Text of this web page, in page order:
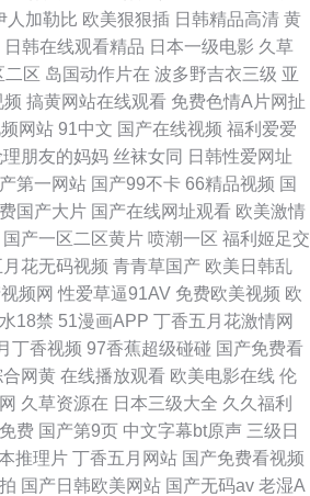
人加勒比 欧美狠狠插 日韩精品高清 黄
日韩在线观看精品 日本一级电影 久草
二区 岛国动作片在 波多野吉衣三级 亚
频 搞黄网站在线观看 免费色情A片网扯
网站 91中文 国产在线视频 福利爱爱
理朋友的妈妈 丝袜女同 日韩性爱网址
第一网站 国产99不卡 66精品视频 国
国产大片 国产在线网址观看 欧美激情
国产一区二区黄片 喷潮一区 福利姬足交
月花无码视频 青青草国产 欧美日韩乱
频网 性爱草逼91AV 免费欧美视频 欧
18禁 51漫画APP 丁香五月花激情网
丁香视频 97香蕉超级碰碰 国产免费看
合网黄 在线播放观看 欧美电影在线 伦
久草资源在 日本三级大全 久久福利
费 国产第9页 中文字幕bt原声 三级日
推理片 丁香五月网站 国产免费看视频
国产日韩欧美网站 国产无码av 老湿A